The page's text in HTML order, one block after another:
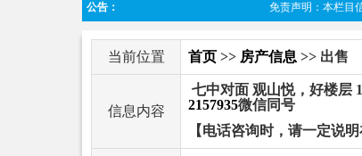
公告： 免责声明：本栏目信
当前位置 首页 >> 房产信息 >> 出售
信息内容
七中对面 观山悦，好楼层
2157935微信同号
【电话咨询时，请一定说